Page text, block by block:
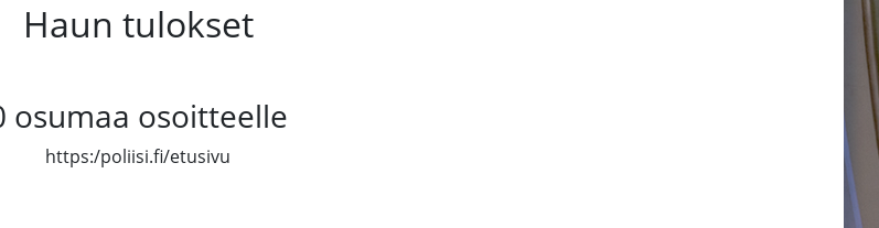
Haun tulokset
osumaa osoitteelle
https:/poliisi.fi/etusivu